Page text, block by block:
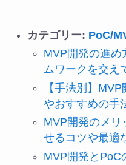
カテゴリー: PoC/
MVP開発の進め
ムワークを交え
【手法別】
やおすすめの手
MVP開発のメリ
せるコツや最適
MVP開発とPoC